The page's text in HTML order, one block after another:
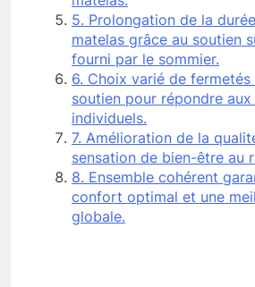
5. Prolongation de la
matelas grâce au soutien
fourni par le sommier.
6. Choix varié de
soutien pour répondre aux
individuels.
7. Amélioration de la
sensation de bien-être au
8. Ensemble cohérent
confort optimal et une
globale.